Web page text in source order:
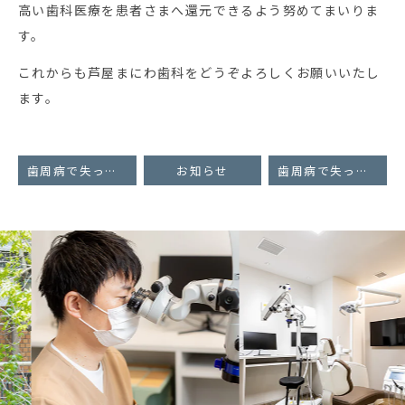
高い歯科医療を患者さまへ還元できるよう努めてまいりま
す。
これからも芦屋まにわ歯科をどうぞよろしくお願いいたし
ます。
歯周病で失った骨と歯ぐきを取り戻す「歯周組織再生療法」 〜成功の鍵はマイクロスコープを用いた切開デザイン〜② お知らせ 歯周病で失った骨と歯ぐきを取り戻す「歯周組織再生療法」〜感染除去の重要性について〜
Previous Next